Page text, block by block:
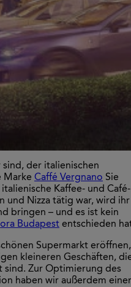
sind, der italienischen
Marke Caffé Vergnano Sie
Kaffee- und Café-
und Nizza tätig war, wird ihr
bringen – und es ist kein
Budapest entschieden
Supermarkt eröffnen,
kleineren Geschäften,
sind. Zur Optimierung des
haben wir außerdem